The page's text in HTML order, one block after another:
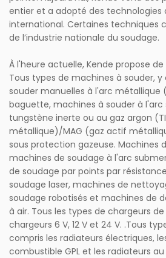
entier et a adopté des technologies
international. Certaines techniques
de l’industrie nationale du soudage.
À l'heure actuelle, Kende propose
Tous types de machines à souder,
souder manuelles à l'arc métallique
baguette, machines à souder à
tungstène inerte ou au gaz argon
métallique)/MAG (gaz actif
sous protection gazeuse. Machines
machines de soudage à l'arc
de soudage par points par
soudage laser, machines de
soudage robotisés et machines de
à air. Tous les types de chargeurs
chargeurs 6 V, 12 V et 24 V. .Tous
compris les radiateurs électriques,
combustible GPL et les radiateurs